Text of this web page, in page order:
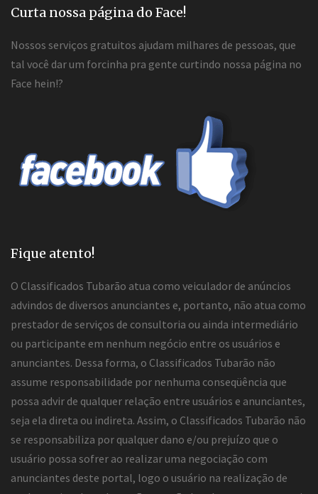
Curta nossa página do Face!
Nossos serviços gratuitos ajudam milhares de pessoas, que
tal você dar um forcinha pra gente curtindo nossa página no
Face hein!?
Fique atento!
O Classificados Tubarão atua como veiculador de anúncios
advindos de diversos anunciantes e, portanto, não atua como
prestador de serviços de consultoria ou ainda intermediário
ou participante em nenhum negócio entre os usuários e
anunciantes. Dessa forma, o Classificados Tubarão não
assume responsabilidade por nenhuma conseqüência que
possa advir de qualquer relação entre usuários e anunciantes,
seja ela direta ou indireta. Assim, o Classificados Tubarão não
se responsabiliza por qualquer dano e/ou prejuízo que o
usuário possa sofrer ao realizar uma negociação com
anunciantes deste portal, logo o usuário na realização de